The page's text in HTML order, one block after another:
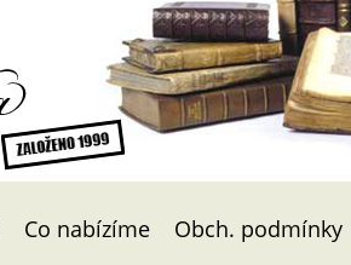
Co nabízíme Obch. podmínky